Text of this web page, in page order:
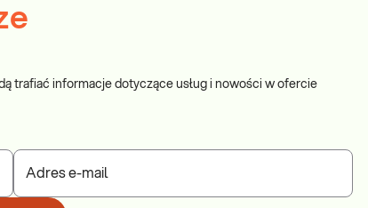
trafiać informacje dotyczące usług i nowości w ofercie
Adres e-mail